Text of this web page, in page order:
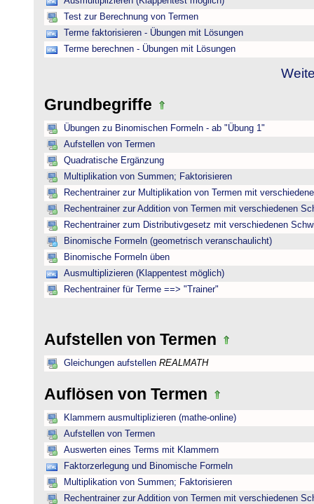
Test zur Berechnung von Termen
Terme faktorisieren - Übungen mit Lösungen
Terme berechnen - Übungen mit Lösungen
Grundbegriffe
Übungen zu Binomischen Formeln - ab "Übung 1"
Aufstellen von Termen
Quadratische Ergänzung
Multiplikation von Summen; Faktorisieren
Rechentrainer zur Multiplikation von Termen mit
Rechentrainer zur Addition von Termen mit verschiedenen
Rechentrainer zum Distributivgesetz mit verschiedenen
Binomische Formeln (geometrisch veranschaulicht)
Binomische Formeln üben
Ausmultiplizieren (Klappentest möglich)
Rechentrainer für Terme ==> "Trainer"
Aufstellen von Termen
Gleichungen aufstellen REALMATH
Auflösen von Termen
Klammern ausmultiplizieren (mathe-online)
Aufstellen von Termen
Auswerten eines Terms mit Klammern
Faktorzerlegung und Binomische Formeln
Multiplikation von Summen; Faktorisieren
Rechentrainer zur Addition von Termen mit verschiedenen